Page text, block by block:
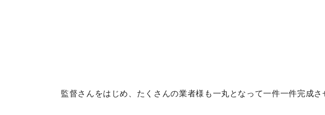
監督さんをはじめ、たくさんの業者様も一丸となって一件一件完成さ